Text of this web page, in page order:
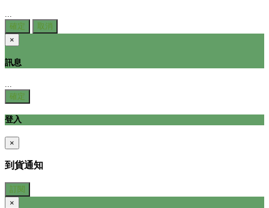
...
確定
取消
×
訊息
確定
登入
×
到貨通知
訂閱
×